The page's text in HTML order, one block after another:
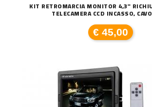
KIT RETROMARCIA MONITOR 4,3"
TELECAMERA CCD INCASSO,
€ 45,00